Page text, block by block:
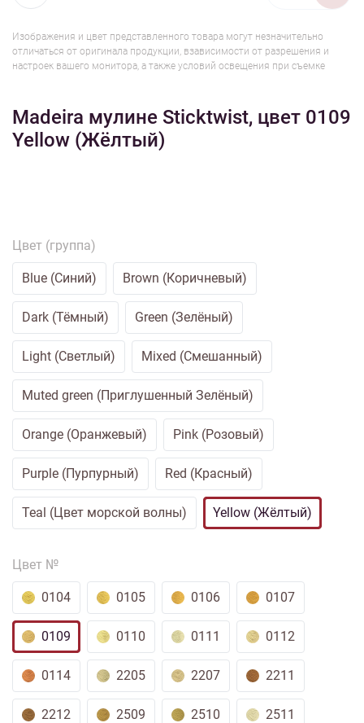
Изображения и цвет представленного товара могут незначительно
отличаться от оригинала продукции, взависимости от разрешения и
настроек вашего монитора, а также условий освещения при съемке
Madeira мулине Sticktwist, цвет 0109
Yellow (Жёлтый)
Цвет (группа)
Blue (Синий) Brown (Коричневый)
Dark (Тёмный) Green (Зелёный)
Light (Светлый) Mixed (Смешанный)
Muted green (Приглушенный Зелёный)
Orange (Оранжевый) Pink (Розовый)
Purple (Пурпурный) Red (Красный)
Teal (Цвет морской волны) Yellow (Жёлтый)
Цвет №
0104 0105 0106 0107
0109 0110 0111 0112
0114 2205 2207 2211
2212 2509 2510 2511